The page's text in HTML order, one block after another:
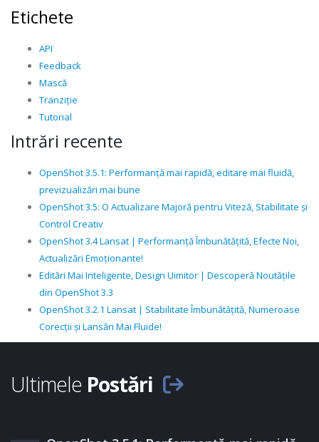
Etichete
API
Feedback
Mască
Tranziție
Tutorial
Intrări recente
OpenShot 3.5.1: Performanță mai rapidă, editare mai fluidă,
previzualizări mai bune
OpenShot 3.5: O Actualizare Majoră pentru Viteză, Stabilitate și
Control Creativ
OpenShot 3.4 Lansat | Performanță Îmbunătățită, Efecte Noi,
Actualizări Emoționante!
Editări Mai Inteligente, Design Uimitor | Descoperă Noutățile
din OpenShot 3.3
OpenShot 3.2.1 Lansat | Stabilitate Îmbunătățită, Numeroase
Corecții și Lansări Mai Fluide!
Ultimele Postări